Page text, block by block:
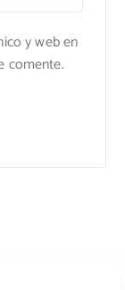
y web en
comente.